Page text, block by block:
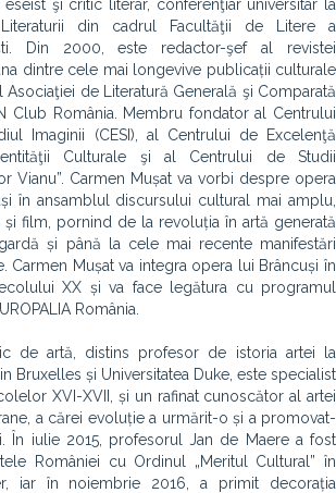
şi critic literar, conferenţiar universitar la
din cadrul Facultăţii de Litere a
Din 2000, este redactor-şef al revistei
dintre cele mai longevive publicații culturale
Asociaţiei de Literatură Generală şi Comparată
Club România. Membru fondator al Centrului
Imaginii (CESI), al Centrului de Excelenţă
Culturale şi al Centrului de Studii
Vianu”. Carmen Mușat va vorbi despre opera
în ansamblul discursului cultural mai amplu,
și film, pornind de la revoluția în artă generată
și până la cele mai recente manifestări
Carmen Mușat va integra opera lui Brâncuși în
XX și va face legătura cu programul
România.
de artă, distins profesor de istoria artei la
Bruxelles și Universitatea Duke, este specialist
XVI-XVII, și un rafinat cunoscător al artei
a cărei evoluție a urmărit-o și a promovat-
În iulie 2015, profesorul Jan de Maere a fost
României cu Ordinul „Meritul Cultural” în
iar în noiembrie 2016, a primit decorația